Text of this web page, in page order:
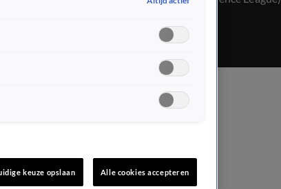
keuze opslaan Alle cookies accepteren